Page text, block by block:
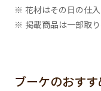
※ 花材はその日の仕入
※ 掲載商品は一部取り
ブーケのおすす